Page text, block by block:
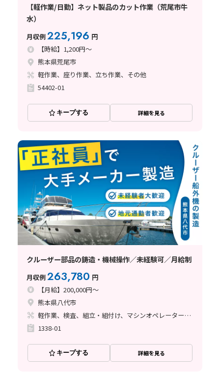
【軽作業/日勤】ネット製品のカット作業（荒尾市牛
水）
月収例225,196 円
【時給】1,200円～
熊本県荒尾市
軽作業、座り作業、立ち作業、その他
54402-01
キープする 詳細を見る
クルーザー部品の鋳造・機械操作／未経験可／月給制
月収例263,780 円
【月給】200,000円～
熊本県八代市
軽作業、検査、組立・組付け、マシンオペレーター、ライン作業、鋳造・鍛造、塗装、バリ取り
1338-01
キープする 詳細を見る